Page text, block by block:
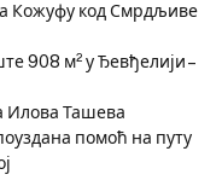
Кожуфу код Смрдљиве
908 м² у Ђевђелији –
Илова Ташева
помоћ на путу